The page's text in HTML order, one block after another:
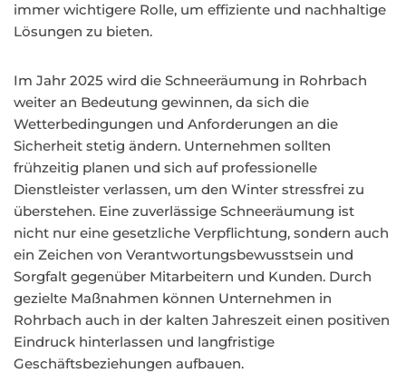
immer wichtigere Rolle, um effiziente und nachhaltige
Lösungen zu bieten.
Im Jahr 2025 wird die Schneeräumung in Rohrbach
weiter an Bedeutung gewinnen, da sich die
Wetterbedingungen und Anforderungen an die
Sicherheit stetig ändern. Unternehmen sollten
frühzeitig planen und sich auf professionelle
Dienstleister verlassen, um den Winter stressfrei zu
überstehen. Eine zuverlässige Schneeräumung ist
nicht nur eine gesetzliche Verpflichtung, sondern auch
ein Zeichen von Verantwortungsbewusstsein und
Sorgfalt gegenüber Mitarbeitern und Kunden. Durch
gezielte Maßnahmen können Unternehmen in
Rohrbach auch in der kalten Jahreszeit einen positiven
Eindruck hinterlassen und langfristige
Geschäftsbeziehungen aufbauen.